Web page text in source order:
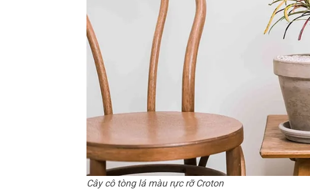
Cây cô tòng lá màu rực rỡ Croton